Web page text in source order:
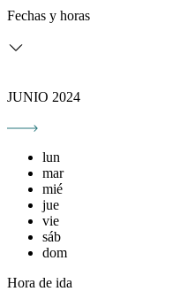
Fechas y horas
JUNIO 2024
lun
mar
mié
jue
vie
sáb
dom
Hora de ida